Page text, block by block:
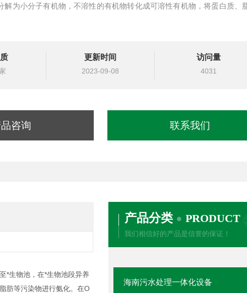
解为小分子有机物，不溶性的有机物转化成可溶性有机物，将蛋白质、
更新时间
2023-09-08
访问量
4031
咨询 联系我们
产品分类 PRODUCT
我们相信好的产品是信誉的保证！
海南污水处理一体化设备
*生物池，在*生物池段异养
肪等污染物进行氨化。在O